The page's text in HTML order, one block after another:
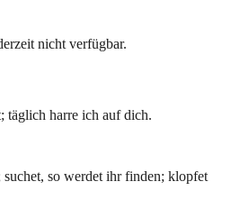
nicht verfügbar.
täglich harre ich auf dich.
so werdet ihr finden; klopfet